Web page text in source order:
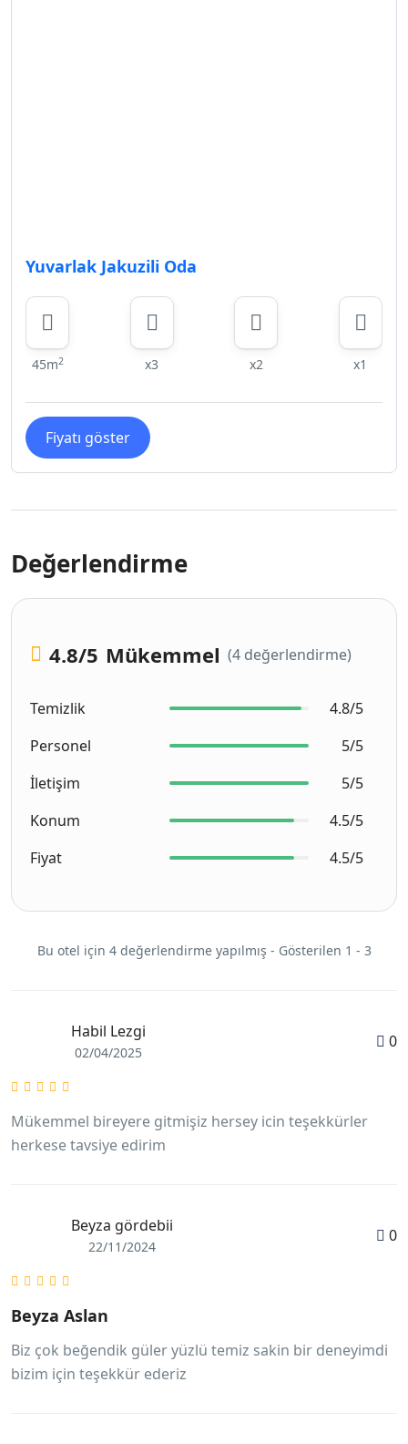
Yuvarlak Jakuzili Oda
45m2 x3 x2 x1
Fiyatı göster
Değerlendirme
4.8/5 Mükemmel (4 değerlendirme)
Temizlik
4.8/5
Personel
5/5
İletişim
5/5
Konum
4.5/5
Fiyat
4.5/5
Bu otel için 4 değerlendirme yapılmış - Gösterilen 1 - 3
Habil Lezgi
02/04/2025
0
Mükemmel bireyere gitmişiz hersey icin teşekkürler
herkese tavsiye edirim
Beyza gördebii
22/11/2024
0
Beyza Aslan
Biz çok beğendik güler yüzlü temiz sakin bir deneyimdi
bizim için teşekkür ederiz